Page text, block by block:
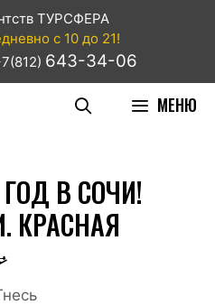
ТУРСФЕРА
с 10 до 21!
643-34-06
МЕНЮ
В СОЧИ!
КРАСНАЯ